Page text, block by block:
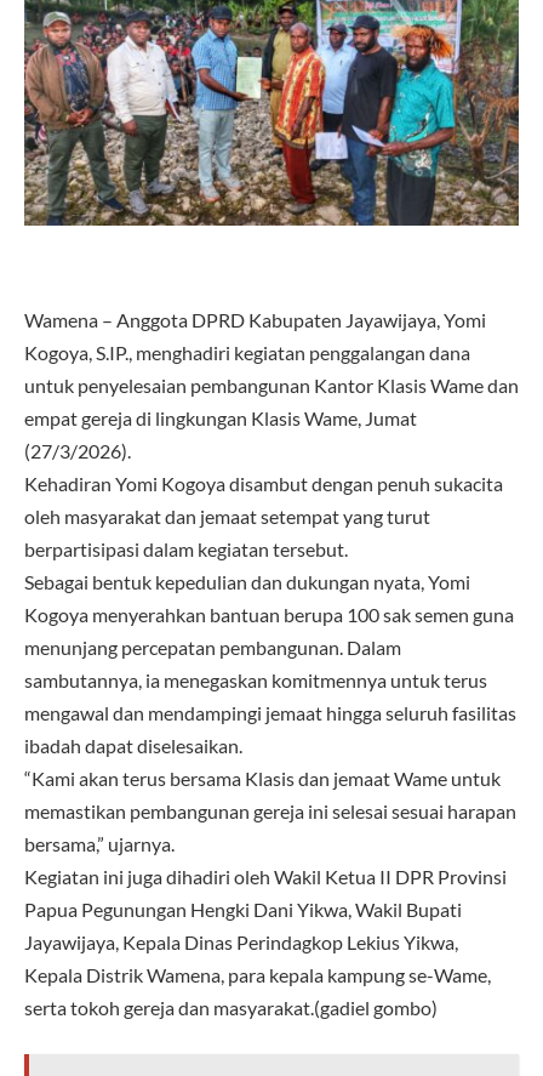
Wamena – Anggota DPRD Kabupaten Jayawijaya, Yomi
Kogoya, S.IP., menghadiri kegiatan penggalangan dana
untuk penyelesaian pembangunan Kantor Klasis Wame dan
empat gereja di lingkungan Klasis Wame, Jumat
(27/3/2026).
Kehadiran Yomi Kogoya disambut dengan penuh sukacita
oleh masyarakat dan jemaat setempat yang turut
berpartisipasi dalam kegiatan tersebut.
Sebagai bentuk kepedulian dan dukungan nyata, Yomi
Kogoya menyerahkan bantuan berupa 100 sak semen guna
menunjang percepatan pembangunan. Dalam
sambutannya, ia menegaskan komitmennya untuk terus
mengawal dan mendampingi jemaat hingga seluruh fasilitas
ibadah dapat diselesaikan.
“Kami akan terus bersama Klasis dan jemaat Wame untuk
memastikan pembangunan gereja ini selesai sesuai harapan
bersama,” ujarnya.
Kegiatan ini juga dihadiri oleh Wakil Ketua II DPR Provinsi
Papua Pegunungan Hengki Dani Yikwa, Wakil Bupati
Jayawijaya, Kepala Dinas Perindagkop Lekius Yikwa,
Kepala Distrik Wamena, para kepala kampung se-Wame,
serta tokoh gereja dan masyarakat.(gadiel gombo)